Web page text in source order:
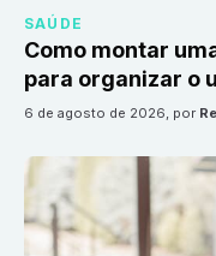
SAÚDE
Como montar
para organizar o
6 de agosto de 2026, por